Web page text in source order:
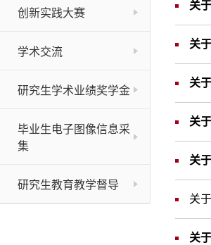
创新实践大赛
学术交流
研究生学术业绩奖学金
毕业生电子图像信息采
集
研究生教育教学督导
关
关
关
关
关
关
关